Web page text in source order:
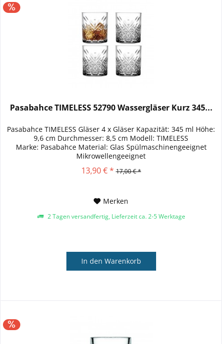
Pasabahce TIMELESS 52790 Wassergläser Kurz 345...
Pasabahce TIMELESS Gläser 4 x Gläser Kapazität: 345 ml Höhe:
9,6 cm Durchmesser: 8,5 cm Modell: TIMELESS
Marke: Pasabahce Material: Glas Spülmaschinengeeignet
Mikrowellengeeignet
13,90 € * 17,00 € *
Merken
2 Tagen versandfertig, Lieferzeit ca. 2-5 Werktage
In den Warenkorb